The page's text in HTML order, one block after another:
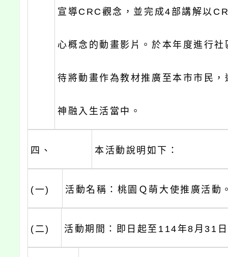
宣導CRC觀念，並完成4部講解以
心概念的動畫影片。於本年度進行
待將動畫作為教材推廣至本市市民
神融入生活當中。
四、 本活動說明如下：
(一) 活動名稱：桃園Ｑ萌大使推廣活動
(二) 活動期間：即日起至114年8月31